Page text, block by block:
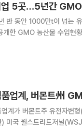
업 5곳…5년간
동안 1000만t이 넘는 유
농산물 수입현황을 21일
업계, 버몬트州
업계가 버몬트주 유전자변
스트리트저널(WSJ)이 보도했다. 이 법안은 식품